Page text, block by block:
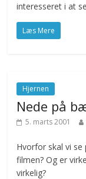
interesseret i at
Læs Mere
Hjernen
Nede på
5. marts 2001
Hvorfor skal vi se
filmen? Og er
virkelig?